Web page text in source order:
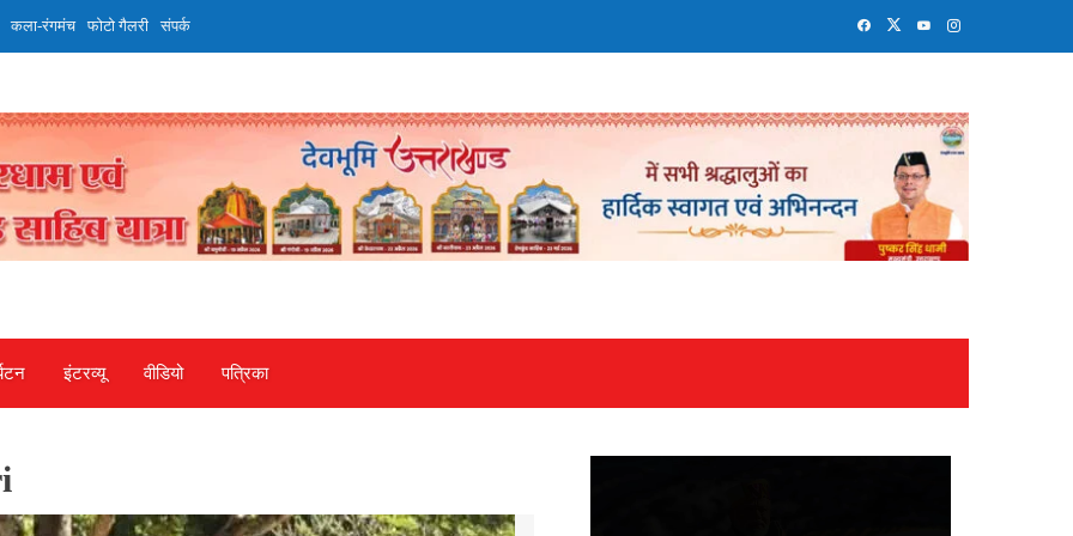
कला-रंगमंच फोटो गैलरी संपर्क
इंटरव्‍यू वीडियो पत्रिका